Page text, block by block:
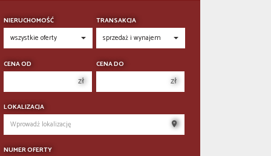
NIERUCHOMOŚĆ TRANSAKCJA
CENA OD
zł
250 000 zł
CENA DO
zł
250 000 zł
LOKALIZACJA
NUMER OFERTY